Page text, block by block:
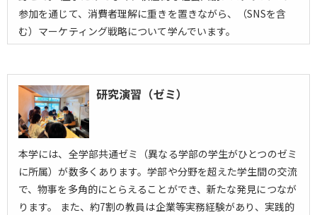
参加を通じて、消費者理解に重きを置きながら、（SNSを含
む）マーケティング戦略について学んでいます。
研究演習（ゼミ）
本学には、全学部共通ゼミ（異なる学部の学生がひとつのゼミ
に所属）が数多くあります。学部や分野を超えた学生間の交流
で、物事を多角的にとらえることができ、新たな発見につなが
ります。 また、約7割の教員は企業等実務経験があり、実践的